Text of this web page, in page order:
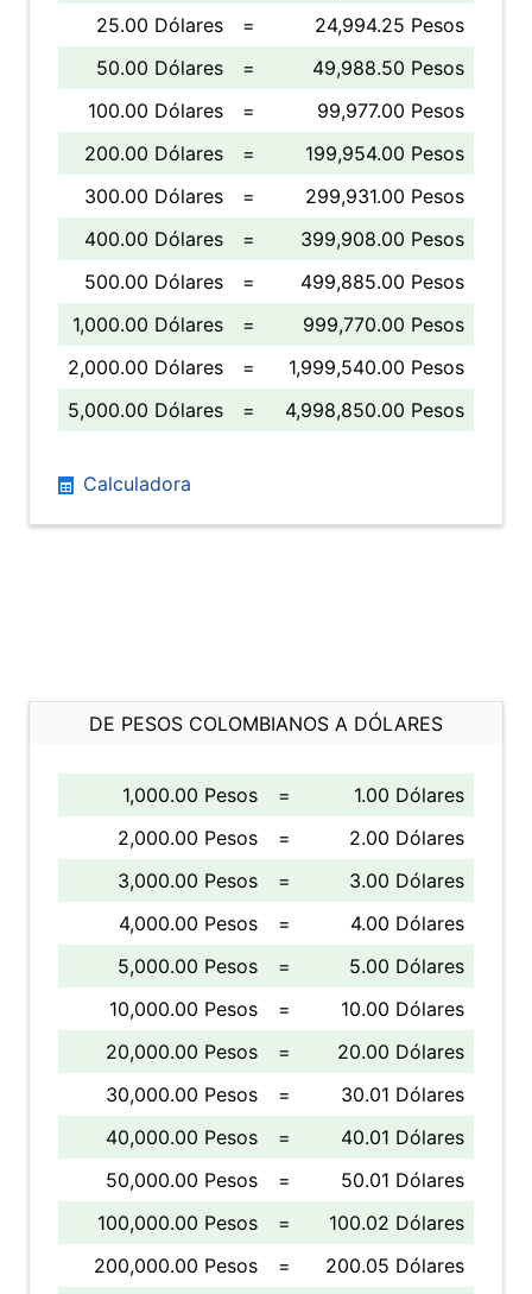
25.00 Dólares
=
24,994.25 Pesos
50.00 Dólares
=
49,988.50 Pesos
100.00 Dólares
=
99,977.00 Pesos
200.00 Dólares
=
199,954.00 Pesos
300.00 Dólares
=
299,931.00 Pesos
400.00 Dólares
=
399,908.00 Pesos
500.00 Dólares
=
499,885.00 Pesos
1,000.00 Dólares
=
999,770.00 Pesos
2,000.00 Dólares
=
1,999,540.00 Pesos
5,000.00 Dólares
= 4,998,850.00 Pesos
Calculadora
DE PESOS COLOMBIANOS A DÓLARES
1,000.00 Pesos =
1.00 Dólares
2,000.00 Pesos
=
2.00 Dólares
3,000.00 Pesos
=
3.00 Dólares
4,000.00 Pesos
=
4.00 Dólares
5,000.00 Pesos
=
5.00 Dólares
10,000.00 Pesos
=
10.00 Dólares
20,000.00 Pesos
=
20.00 Dólares
30,000.00 Pesos
=
30.01 Dólares
40,000.00 Pesos
=
40.01 Dólares
50,000.00 Pesos
=
50.01 Dólares
100,000.00 Pesos
=
100.02 Dólares
200,000.00 Pesos
= 200.05 Dólares